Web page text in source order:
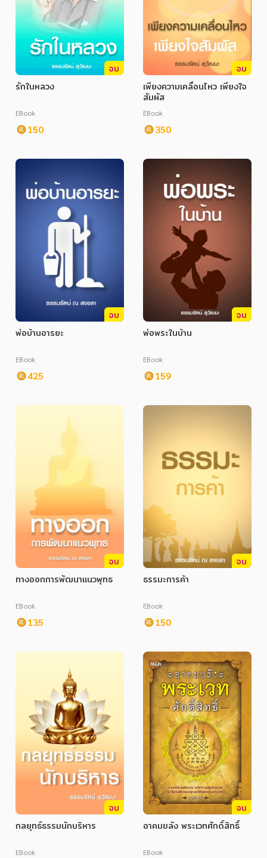
หมวดหมู่หนังสือ
อาหาร สุขภาพ การแพทย์
ศิลปะ บันเทิง กีฬา ท่องเที่ยว
ศาสนา และปรัชญา
นิตยสาร หนังสือพิมพ์
ครอบครัว
วรรณกรรม
การเกษตร ชีววิทยา
การเรียน การศึกษา
เทคโนโลยี การสื่อสาร วิทยาศาสตร์
ความรู้ทั่วไป
การ์ตูนความรู้ การ์ตูน
การ์ตูนมังงะ (Manga)
จบ
รักในหลวง
EBook
150
จบ
เพียงความเคลื่อนไหว เพียงใจ
สัมผัส
EBook
350
จบ
พ่อบ้านอารยะ
EBook
425
จบ
พ่อพระในบ้าน
EBook
159
จบ
ทางออกการพัฒนาแนวพุทธ
EBook
135
จบ
ธรรมะการค้า
EBook
150
จบ
กลยุทธ์ธรรมนักบริหาร
EBook
จบ
อาคมขลัง พระเวทศักดิ์สิทธิ์
EBook